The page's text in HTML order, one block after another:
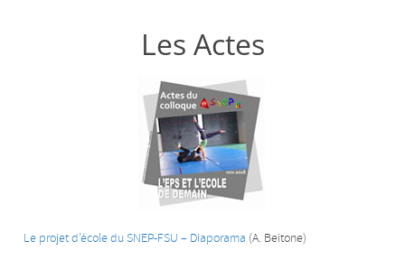
Les Actes
Le projet d’école du SNEP-FSU – Diaporama (A. Beitone)